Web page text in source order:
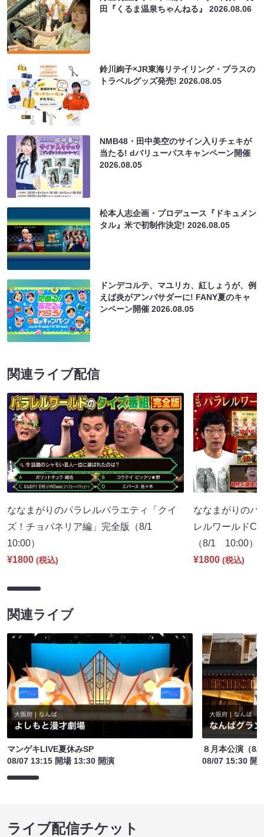
田『くるま温泉ちゃんねる』2026.08.06
鈴川絢子×JR東海リテイリング・プラスの
トラベルグッズ発売!2026.08.05
NMB48・田中美空のサイン入りチェキが
当たる! dバリューパスキャンペーン開催
2026.08.05
松本人志企画・プロデュース『ドキュメン
タル』米で初制作決定!2026.08.05
ドンデコルテ、マユリカ、紅しょうが、例
えば炎がアンバサダーに! FANY夏のキャ
ンペーン開催2026.08.05
関連ライブ配信
ななまがりのパラレルバラエティ「クイ
ズ！チョパネリア編」完全版（8/1
10:00）
¥1800 (税込)
ななまがりのパ
レルワールド
（8/1 10:00）
¥1800 (税込)
関連ライブ
マンゲキLIVE夏休みSP
08/07 13:15 開場 13:30 開演
８月本公演（8/
08/07 15:30 開
ライブ配信チケット